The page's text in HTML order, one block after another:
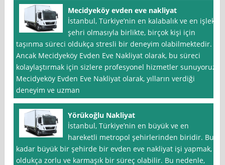
Mecidyeköy evden eve nakliyat
İstanbul, Türkiye’nin en kalabalık ve en işlek
şehri olmasıyla birlikte, birçok kişi için
taşınma süreci oldukça stresli bir deneyim olabilmektedir.
Ancak Mecidyeköy Evden Eve Nakliyat olarak, bu süreci
kolaylaştırmak için sizlere profesyonel hizmetler sunuyoruz.
Mecidyeköy Evden Eve Nakliyat olarak, yılların verdiği
deneyim ve uzman
Yörükoğlu Nakliyat
İstanbul, Türkiye’nin en büyük ve en
hareketli metropol şehirlerinden biridir. Bu
kadar büyük bir şehirde bir evden eve nakliyat işi yapmak,
oldukça zorlu ve karmaşık bir süreç olabilir. Bu nedenle,